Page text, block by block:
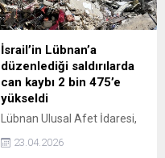
İsrail’in Lübnan’a
düzenlediği saldırılarda
can kaybı 2 bin 475’e
yükseldi
Lübnan Ulusal Afet İdaresi,
gerçekleştirdiği saldırılarda
23.04.2026